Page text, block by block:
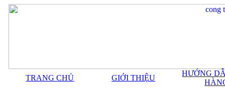
TRANG CHỦ GIỚI THIỆU
HƯỚNG